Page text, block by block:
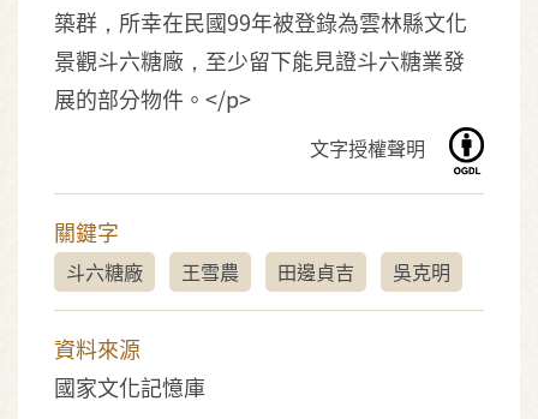
築群，所幸在民國99年被登錄為雲林縣文化
景觀斗六糖廠，至少留下能見證斗六糖業發
展的部分物件。</p>
文字授權聲明
關鍵字
斗六糖廠 王雪農 田邊貞吉 吳克明
資料來源
國家文化記憶庫